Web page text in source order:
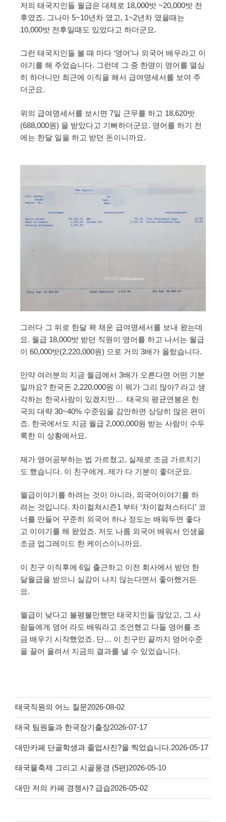
저의 태국지인들 월급은 대체로 18,000밧 ~20,000밧 전
후였죠. 그나마 5~10년차 였고, 1~2년차 였을때는
10,000밧 전후일때도 있었다고 하더군요.
그런 태국지인들 볼 때 마다 ‘영어’나 외국어 배우라고 이
야기를 해 주었습니다. 그런데 그 중 한명이 영어를 열심
히 하더니만 최근에 이직을 해서 급여명세서를 보여 주
더군요.
위의 급여명세서를 보시면 7일 근무를 하고 18,620밧
(688,000원) 을 받았다고 기뻐하더군요. 영어를 하기 전
에는 한달 일을 하고 받던 돈이니까요.
그러다 그 뒤로 한달 꽉 채운 급여명세서를 보내 왔는데
요. 월급 18,000밧 받던 직원이 영어를 하고 나서는 월급
이 60,000밧(2,220,000원) 으로 거의 3배가 올랐습니다.
만약 여러분의 지금 월급에서 3배가 오른다면 어떤 기분
일까요? 한국돈 2,220,000원 이 뭐가 그리 많아? 라고 생
각하는 한국사람이 있겠지만… 태국의 평균연봉은 한
국의 대략 30~40% 수준임을 감안하면 상당히 많은 편이
죠. 한국에서도 지금 월급 2,000,000원 받는 사람이 수두
룩한 이 상황에서요.
제가 영어공부하는 법 가르쳤고, 실제로 조금 가르치기
도 했습니다. 이 친구에게. 제가 다 기분이 좋더군요.
월급이야기를 하려는 것이 아니라, 외국어이야기를 하
려는 것입니다. 차이컬쳐시즌1 부터 ‘차이컬쳐스터디’ 코
너를 만들어 꾸준히 외국어 하나 정도는 배워두면 좋다
고 이야기를 해 왔었죠. 저도 나름 외국어 배워서 인생을
조금 업그레이드 한 케이스이니까요.
이 친구 이직후에 6일 출근하고 이전 회사에서 받던 한
달월급을 받으니 실감이 나지 않는다면서 좋아했거든
요.
월급이 낮다고 불평불만했던 태국지인들 많았고, 그 사
람들에게 영어 라도 배워라고 조언했고 다들 영어를 조
금 배우기 시작했었죠. 단… 이 친구만 끝까지 영어수준
을 끌어 올려서 지금의 결과를 낼 수 있었습니다.
태국직원의 어느 질문2026-08-02
태국 팀원들과 한국장기출장2026-07-17
대만카페 단골학생과 졸업사진?을 찍었습니다.2026-05-17
태국물축제 그리고 시골풍경 (5편)2026-05-10
대만 저의 카페 경쟁사? 급습2026-05-02